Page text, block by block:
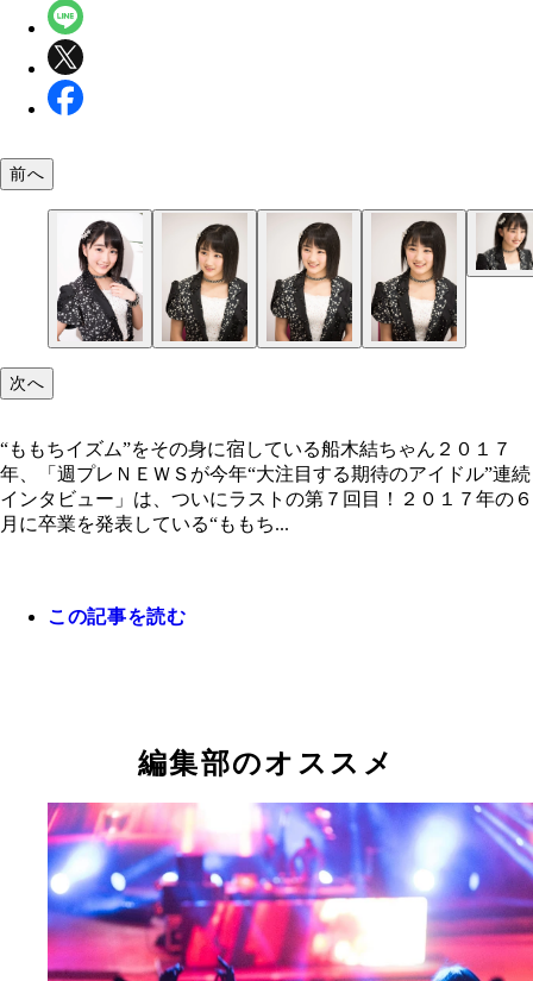
前へ
次へ
“ももちイズム”をその身に宿している船木結ちゃん２０１７
年、「週プレＮＥＷＳが今年“大注目する期待のアイドル”連続
インタビュー」は、ついにラストの第７回目！２０１７年の６
月に卒業を発表している“ももち...
この記事を読む
編集部のオススメ